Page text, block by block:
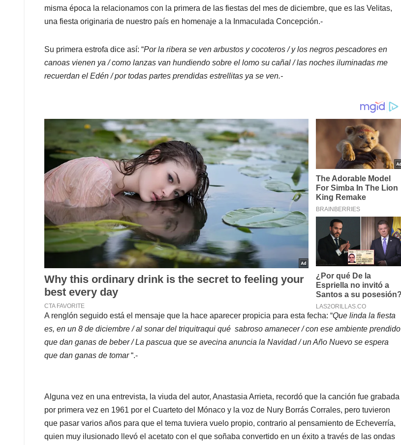
misma época la relacionamos con la primera de las fiestas del mes de diciembre, que es las Velitas,
una fiesta originaria de nuestro país en homenaje a la Inmaculada Concepción.-
Su primera estrofa dice así: “Por la ribera se ven arbustos y cocoteros / y los negros pescadores en
canoas vienen ya / como lanzas van hundiendo sobre el lomo su cañal / las noches iluminadas me
recuerdan el Edén / por todas partes prendidas estrellitas ya se ven.-
A renglón seguido está el mensaje que la hace aparecer propicia para esta fecha: “Que linda la fiesta
es, en un 8 de diciembre / al sonar del triquitraqui qué sabroso amanecer / con ese ambiente prendido
que dan ganas de beber / La pascua que se avecina anuncia la Navidad / un Año Nuevo se espera
que dan ganas de tomar“.-
Alguna vez en una entrevista, la viuda del autor, Anastasia Arrieta, recordó que la canción fue grabada
por primera vez en 1961 por el Cuarteto del Mónaco y la voz de Nury Borrás Corrales, pero tuvieron
que pasar varios años para que el tema tuviera vuelo propio, contrario al pensamiento de Echeverría,
quien muy ilusionado llevó el acetato con el que soñaba convertido en un éxito a través de las ondas